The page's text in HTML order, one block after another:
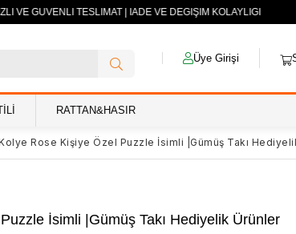
GÜVENLİ TESLİMAT | İADE VE DEĞİŞİM KOLAYLIĞI
Üye Girişi
RATTAN&HASIR
Kolye Rose Kişiye Özel Puzzle İsimli |Gümüş Takı
İsimli |Gümüş Takı Hediyelik Ürünler